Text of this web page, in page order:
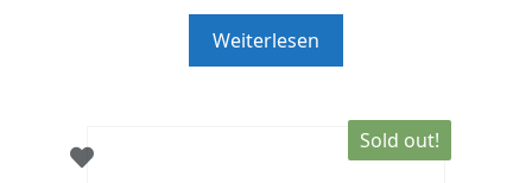
o
f
5
Weiterlesen
Sold out!